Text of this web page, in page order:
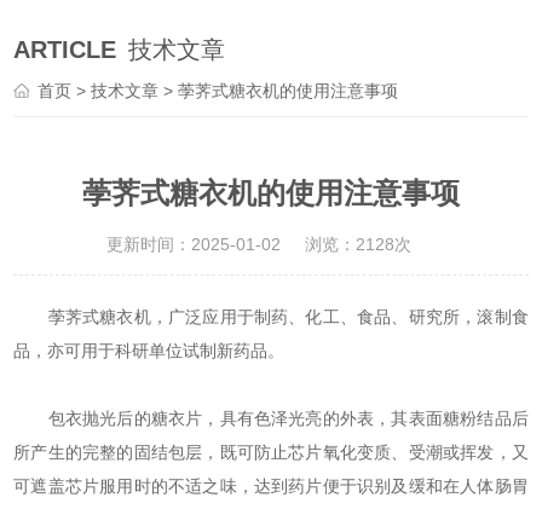
ARTICLE 技术文章
首页 >技术文章 > 荸荠式糖衣机的使用注意事项
荸荠式糖衣机的使用注意事项
更新时间：2025-01-02 浏览：2128次
荸荠式糖衣机，广泛应用于制药、化工、食品、研究所，滚制食
品，亦可用于科研单位试制新药品。
包衣抛光后的糖衣片，具有色泽光亮的外表，其表面糖粉结品后
所产生的完整的固结包层，既可防止芯片氧化变质、受潮或挥发，又
可遮盖芯片服用时的不适之味，达到药片便于识别及缓和在人体肠胃